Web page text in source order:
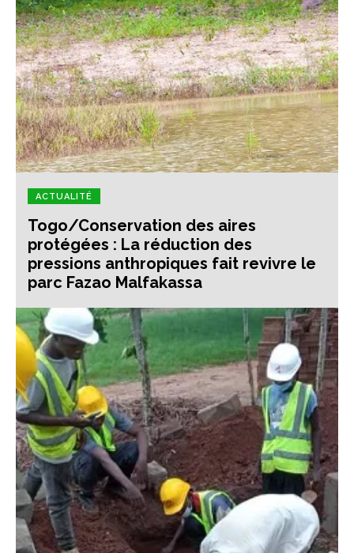
ACTUALITÉ
Togo/Conservation des aires
protégées : La réduction des
pressions anthropiques fait revivre le
parc Fazao Malfakassa